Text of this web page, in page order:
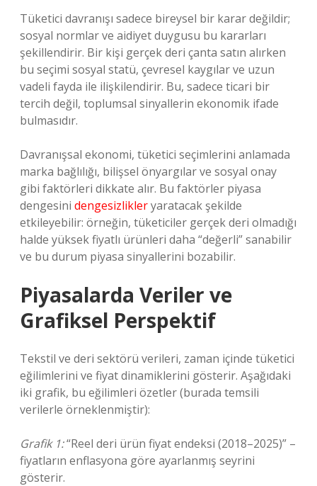
Tüketici davranışı sadece bireysel bir karar değildir;
sosyal normlar ve aidiyet duygusu bu kararları
şekillendirir. Bir kişi gerçek deri çanta satın alırken
bu seçimi sosyal statü, çevresel kaygılar ve uzun
vadeli fayda ile ilişkilendirir. Bu, sadece ticari bir
tercih değil, toplumsal sinyallerin ekonomik ifade
bulmasıdır.
Davranışsal ekonomi, tüketici seçimlerini anlamada
marka bağlılığı, bilişsel önyargılar ve sosyal onay
gibi faktörleri dikkate alır. Bu faktörler piyasa
dengesini dengesizlikleryaratacak şekilde
etkileyebilir: örneğin, tüketiciler gerçek deri olmadığı
halde yüksek fiyatlı ürünleri daha “değerli” sanabilir
ve bu durum piyasa sinyallerini bozabilir.
Piyasalarda Veriler ve
Grafiksel Perspektif
Tekstil ve deri sektörü verileri, zaman içinde tüketici
eğilimlerini ve fiyat dinamiklerini gösterir. Aşağıdaki
iki grafik, bu eğilimleri özetler (burada temsili
verilerle örneklenmiştir):
Grafik 1:“Reel deri ürün fiyat endeksi (2018–2025)” –
fiyatların enflasyona göre ayarlanmış seyrini
gösterir.